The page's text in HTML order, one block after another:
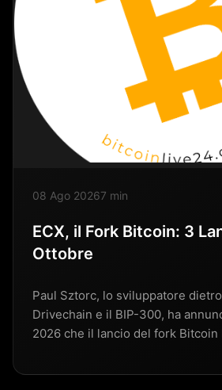
08 Ago 20267 min
ECX, il Fork Bitcoin: 3
Ottobre
Paul Sztorc, lo sviluppatore
Drivechain e il BIP-300, ha
2026 che il lancio del fork Bitcoin